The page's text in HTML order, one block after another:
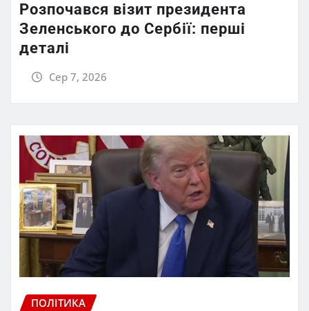
Розпочався візит президента
Зеленського до Сербії: перші
деталі
Сер 7, 2026
ПОЛІТИКА